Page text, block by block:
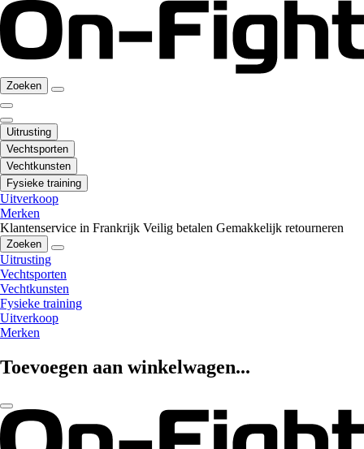
Zoeken
Uitrusting
Vechtsporten
Vechtkunsten
Fysieke training
Uitverkoop
Merken
Klantenservice in Frankrijk Veilig betalen Gemakkelijk retourneren
Zoeken
Uitrusting
Vechtsporten
Vechtkunsten
Fysieke training
Uitverkoop
Merken
Toevoegen aan winkelwagen...